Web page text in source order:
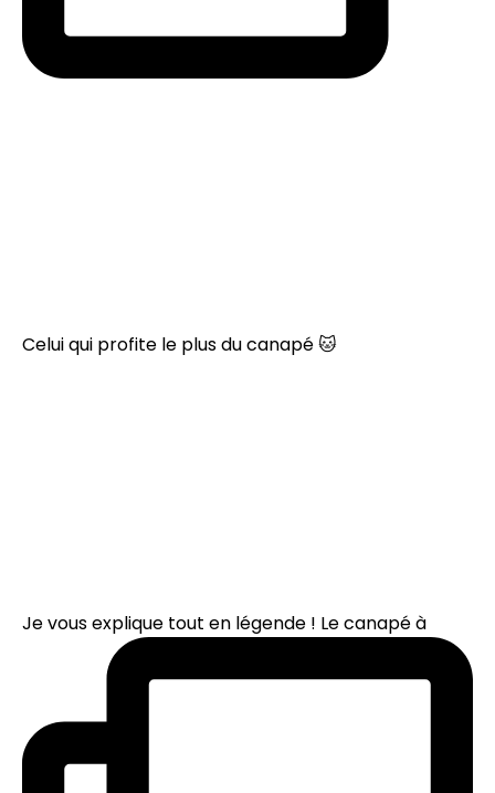
Celui qui profite le plus du canapé 🐱
Je vous explique tout en légende ! Le canapé à